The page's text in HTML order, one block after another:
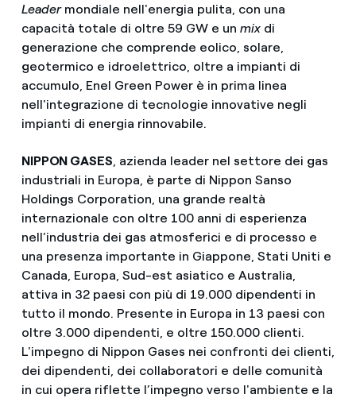
Leadermondiale nell'energia pulita, con una
capacità totale di oltre 59 GW e un mixdi
generazione che comprende eolico, solare,
geotermico e idroelettrico, oltre a impianti di
accumulo, Enel Green Power è in prima linea
nell'integrazione di tecnologie innovative negli
impianti di energia rinnovabile.
NIPPON GASES, azienda leader nel settore dei gas
industriali in Europa, è parte di Nippon Sanso
Holdings Corporation, una grande realtà
internazionale con oltre 100 anni di esperienza
nell’industria dei gas atmosferici e di processo e
una presenza importante in Giappone, Stati Uniti e
Canada, Europa, Sud-est asiatico e Australia,
attiva in 32 paesi con più di 19.000 dipendenti in
tutto il mondo. Presente in Europa in 13 paesi con
oltre 3.000 dipendenti, e oltre 150.000 clienti.
L'impegno di Nippon Gases nei confronti dei clienti,
dei dipendenti, dei collaboratori e delle comunità
in cui opera riflette l’impegno verso l'ambiente e la